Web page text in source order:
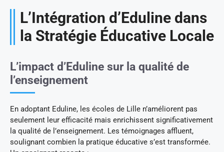
L’Intégration d’Eduline dans
la Stratégie Éducative Locale
L’impact d’Eduline sur la qualité de
l’enseignement
En adoptant Eduline, les écoles de Lille n’améliorent pas
seulement leur efficacité mais enrichissent significativement
la qualité de l’enseignement. Les témoignages affluent,
soulignant combien la pratique éducative s’est transformée.